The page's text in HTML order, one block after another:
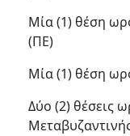
Μία (1) θέση
(ΠΕ)
Μία (1) θέση
Δύο (2) θέσεις